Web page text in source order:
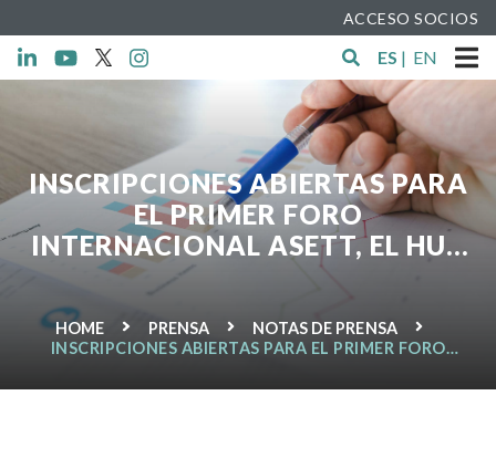
ACCESO SOCIOS
ES | EN
INSCRIPCIONES ABIERTAS PARA
EL PRIMER FORO
INTERNACIONAL ASETT, EL HUB
DE VANGUARDIA DE LA
ECONOMÍA SOCIAL
HOME PRENSA
NOTAS DE PRENSA
INSCRIPCIONES ABIERTAS PARA EL PRIMER FORO
DE LA ECONOMÍA SOCIAL